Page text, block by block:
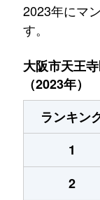
2023年にマ
す。
大阪市天王
（2023年）
ランキン
1
2